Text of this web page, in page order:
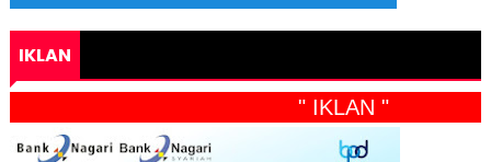
IKLAN
" IKLAN "